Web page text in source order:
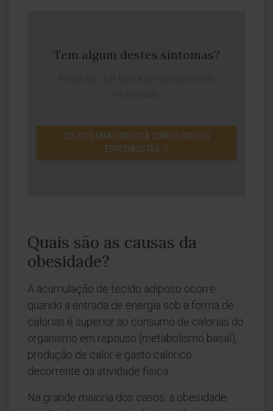
Tem algum destes sintomas?
SOLICITE UMA CONSULTA COM OS NOSSOS
ESPECIALISTAS
Quais são as causas da
obesidade?
A acumulação de tecido adiposo ocorre
quando a entrada de energia sob a forma de
calorias é superior ao consumo de calorias do
organismo em repouso (metabolismo basal),
produção de calor e gasto calórico
decorrente da atividade física.
Na grande maioria dos casos, a obesidade